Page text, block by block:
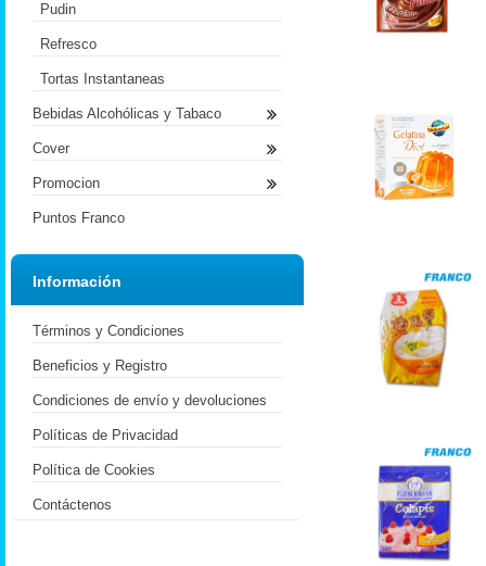
Pudin
Refresco
Tortas Instantaneas
Bebidas Alcohólicas y Tabaco
Cover
Promocion
Puntos Franco
Información
Términos y Condiciones
Beneficios y Registro
Condiciones de envío y devoluciones
Políticas de Privacidad
Política de Cookies
Contáctenos